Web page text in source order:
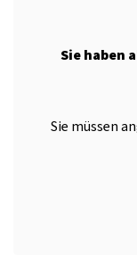
Sie haben
Sie müssen